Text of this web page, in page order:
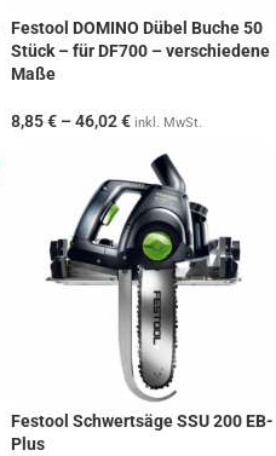
Festool DOMINO Dübel Buche 50
Stück – für DF700 – verschiedene
Maße
8,85€ – 46,02€ inkl. MwSt.
Festool Schwertsäge SSU 200 EB-
Plus